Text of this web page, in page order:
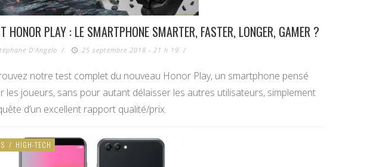
HONOR PLAY : LE SMARTPHONE SMARTER, FASTER, LONGER, GAMER ?
D'Angelo / 25 septembre 2018 - 21 h 19 /
notre test complet du nouveau Honor Play, un smartphone pensé
les joueurs, sans pour autant délaisser les autres utilisateurs, simplement
d’un excellent rapport qualité/prix.
/ HIGH-TECH